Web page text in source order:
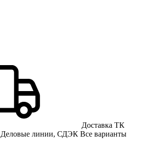
Доставка ТК
Деловые линии, СДЭК Все варианты